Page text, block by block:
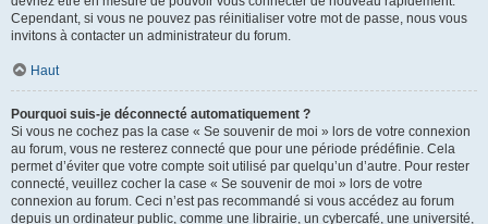
Cependant, si vous ne pouvez pas réinitialiser votre mot de passe, nous vous
invitons à contacter un administrateur du forum.
Haut
Pourquoi suis-je déconnecté automatiquement ?
Si vous ne cochez pas la case « Se souvenir de moi » lors de votre connexion
au forum, vous ne resterez connecté que pour une période prédéfinie. Cela
permet d’éviter que votre compte soit utilisé par quelqu’un d’autre. Pour rester
connecté, veuillez cocher la case « Se souvenir de moi » lors de votre
connexion au forum. Ceci n’est pas recommandé si vous accédez au forum
depuis un ordinateur public, comme une librairie, un cybercafé, une université,